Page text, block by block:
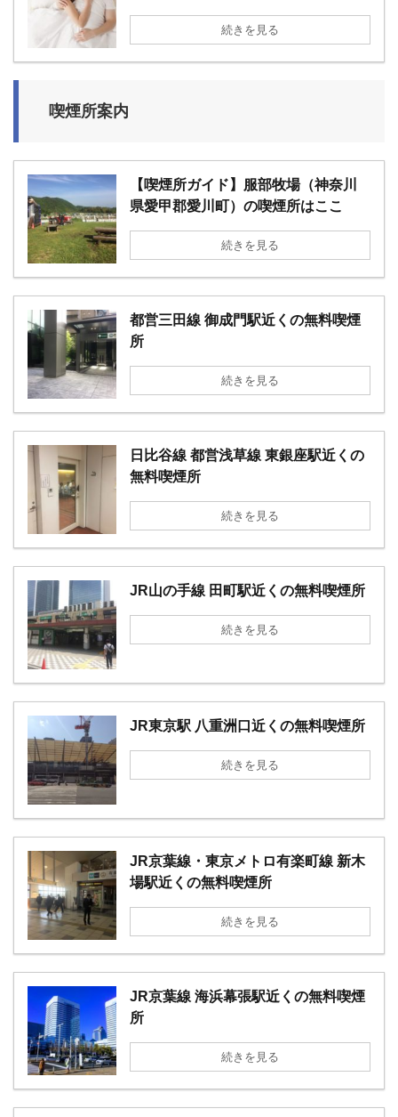
続きを見る
喫煙所案内
【喫煙所ガイド】服部牧場（神奈川
県愛甲郡愛川町）の喫煙所はここ
続きを見る
都営三田線 御成門駅近くの無料喫煙
所
続きを見る
日比谷線 都営浅草線 東銀座駅近くの
無料喫煙所
続きを見る
JR山の手線 田町駅近くの無料喫煙所
続きを見る
JR東京駅 八重洲口近くの無料喫煙所
続きを見る
JR京葉線・東京メトロ有楽町線 新木
場駅近くの無料喫煙所
続きを見る
JR京葉線 海浜幕張駅近くの無料喫煙
所
続きを見る